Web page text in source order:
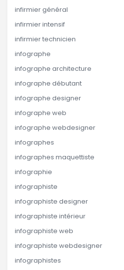
infirmier général
infirmier intensif
infirmier technicien
infographe
infographe architecture
infographe débutant
infographe designer
infographe web
infographe webdesigner
infographes
infographes maquettiste
infographie
infographiste
infographiste designer
infographiste intérieur
infographiste web
infographiste webdesigner
infographistes